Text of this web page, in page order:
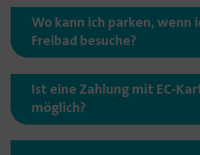
Wo kann ich parken, wenn
Freibad besuche?
Ist eine Zahlung mit EC-
möglich?